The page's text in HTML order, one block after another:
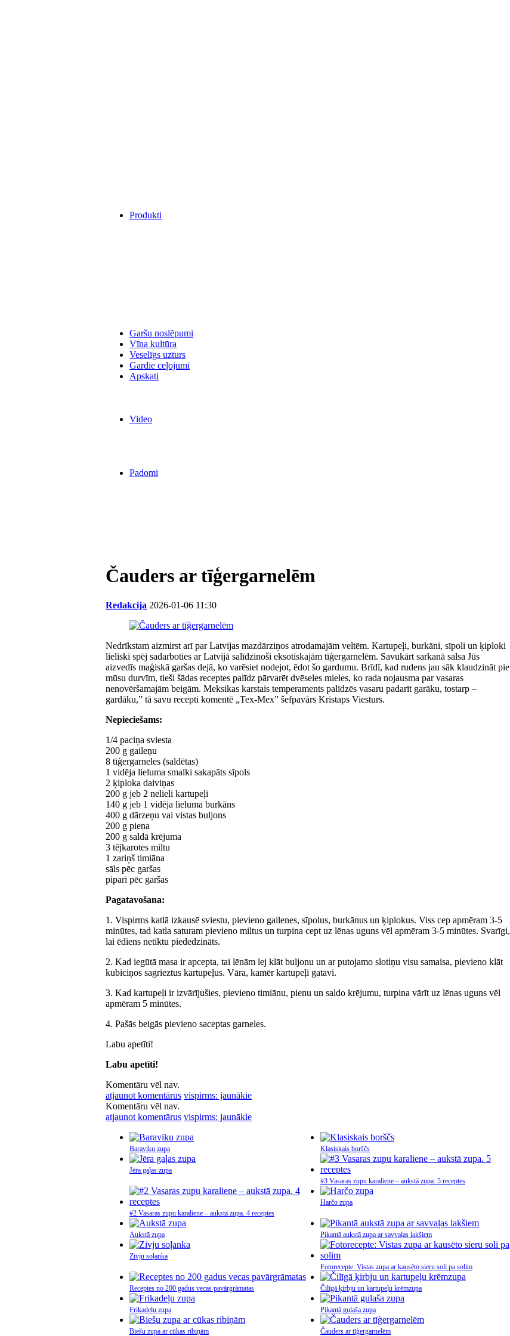
Produkti
Garšu noslēpumi
Vīna kultūra
Veselīgs uzturs
Gardie ceļojumi
Apskati
Video
Padomi
Čauders ar tīģergarnelēm
Redakcija 2026-01-06 11:30
Nedrīkstam aizmirst arī par Latvijas mazdārziņos atrodamajām veltēm. Kartupeļi, burkāni, sīpoli un ķiploki
lieliski spēj sadarboties ar Latvijā salīdzinoši eksotiskajām tīģergarnelēm. Savukārt sarkanā salsa Jūs
aizvedīs maģiskā garšas dejā, ko varēsiet nodejot, ēdot šo gardumu. Brīdī, kad rudens jau sāk klaudzināt pie
mūsu durvīm, tieši šādas receptes palīdz pārvarēt dvēseles mieles, ko rada nojausma par vasaras
nenovēršamajām beigām. Meksikas karstais temperaments palīdzēs vasaru padarīt garāku, tostarp –
gardāku,” tā savu recepti komentē „Tex-Mex” šefpavārs Kristaps Viesturs.
Nepieciešams:
1/4 paciņa sviesta
200 g gaileņu
8 tīģergarneles (saldētas)
1 vidēja lieluma smalki sakapāts sīpols
2 ķiploka daiviņas
200 g jeb 2 nelieli kartupeļi
140 g jeb 1 vidēja lieluma burkāns
400 g dārzeņu vai vistas buljons
200 g piena
200 g saldā krējuma
3 tējkarotes miltu
1 zariņš timiāna
sāls pēc garšas
pipari pēc garšas
Pagatavošana:
1. Vispirms katlā izkausē sviestu, pievieno gailenes, sīpolus, burkānus un ķiplokus. Viss cep apmēram 3-5
minūtes, tad katla saturam pievieno miltus un turpina cept uz lēnas uguns vēl apmēram 3-5 minūtes. Svarīgi,
lai ēdiens netiktu piededzināts.
2. Kad iegūtā masa ir apcepta, tai lēnām lej klāt buljonu un ar putojamo slotiņu visu samaisa, pievieno klāt
kubiciņos sagrieztus kartupeļus. Vāra, kamēr kartupeļi gatavi.
3. Kad kartupeļi ir izvārījušies, pievieno timiānu, pienu un saldo krējumu, turpina vārīt uz lēnas uguns vēl
apmēram 5 minūtes.
4. Pašās beigās pievieno saceptas garneles.
Labu apetīti!
Labu apetīti!
Komentāru vēl nav.
atjaunot komentārus vispirms: jaunākie
Komentāru vēl nav.
atjaunot komentārus vispirms: jaunākie
Baraviku zupa Klasiskais borščs
Jēra gaļas zupa
#3 Vasaras zupu karaliene – aukstā zupa. 5 receptes
#2 Vasaras zupu karaliene – aukstā zupa. 4 receptes
Harčo zupa
Aukstā zupa Pikantā aukstā zupa ar savvaļas lakšiem
Zivju soļanka
Fotorecepte: Vistas zupa ar kausēto sieru soli pa solim
Receptes no 200 gadus vecas pavārgrāmatas Čilīgā ķirbju un kartupeļu krēmzupa
Frikadeļu zupa Pikantā gulaša zupa
Biešu zupa ar cūkas ribiņām Čauders ar tīģergarnelēm